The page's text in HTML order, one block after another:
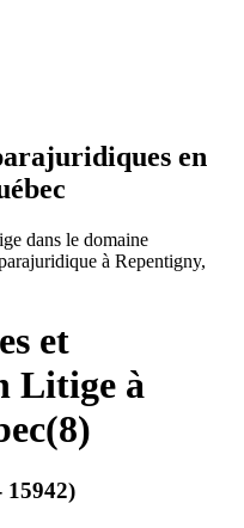
en
dans le domaine
à Repentigny,
et
Litige à
(8)
15942)